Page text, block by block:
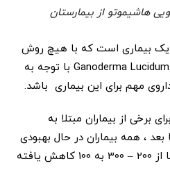
هاشیموتو از بیمارستان
یک بیماری است که با هیچ روش
خاصی قابل درمان نیست. اما Ganoderma Lucidum با توجه به
مهم برای این بیماری باشد.
برخی از بیماران مبتلا به
، همه بیماران در حال بهبودی
بودند. مقادیر GOT و GPT آنها از 200 – 300 به 100 کاهش یافته